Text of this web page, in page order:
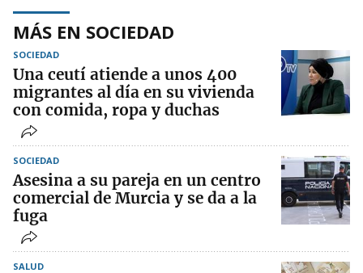
MÁS EN SOCIEDAD
SOCIEDAD
Una ceutí atiende a unos 400
migrantes al día en su vivienda
con comida, ropa y duchas
SOCIEDAD
Asesina a su pareja en un centro
comercial de Murcia y se da a la
fuga
SALUD